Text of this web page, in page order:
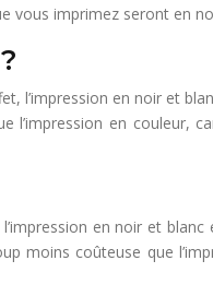
vous imprimez seront en
l’impression en noir et
en couleur,
en noir et
moins coûteuse que